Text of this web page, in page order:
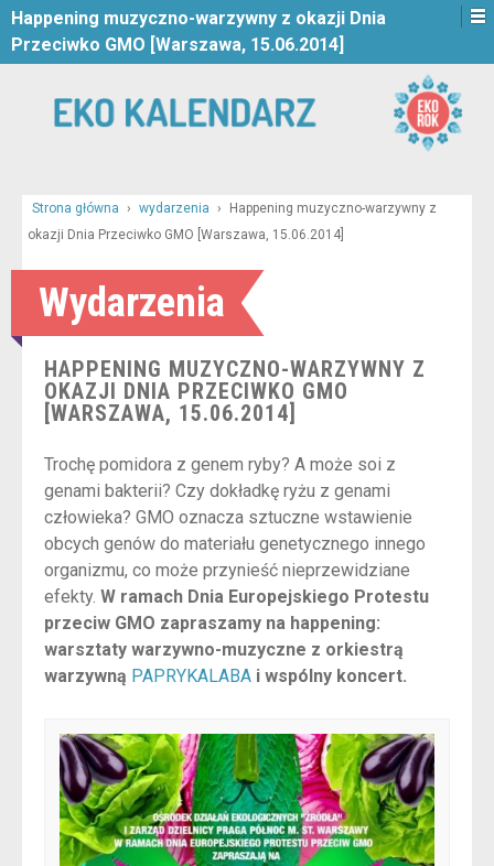
Happening muzyczno-warzywny z okazji Dnia
Przeciwko GMO [Warszawa, 15.06.2014]
Strona główna › wydarzenia ›
Happening muzyczno-warzywny z
okazji Dnia Przeciwko GMO [Warszawa, 15.06.2014]
Wydarzenia
HAPPENING MUZYCZNO-WARZYWNY Z
OKAZJI DNIA PRZECIWKO GMO
[WARSZAWA, 15.06.2014]
Trochę pomidora z genem ryby? A może soi z
genami bakterii? Czy dokładkę ryżu z genami
człowieka? GMO oznacza sztuczne wstawienie
obcych genów do materiału genetycznego innego
organizmu, co może przynieść nieprzewidziane
efekty. W ramach Dnia Europejskiego Protestu
przeciw GMO zapraszamy na happening:
warsztaty warzywno-muzyczne z orkiestrą
warzywną PAPRYKALABA i wspólny koncert.